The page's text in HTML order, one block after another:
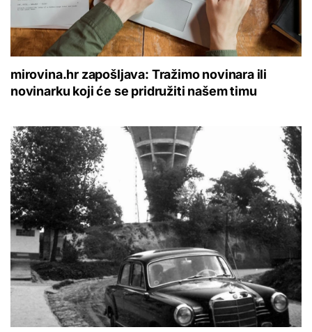
mirovina.hr zapošljava: Tražimo novinara ili
novinarku koji će se pridružiti našem timu